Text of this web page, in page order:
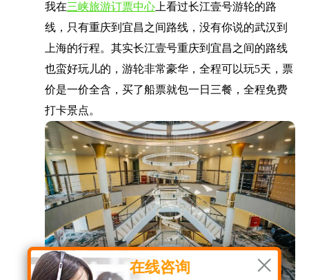
我在三峡旅游订票中心 上看过长江壹号游轮的路
线，只有重庆到宜昌之间路线，没有你说的武汉到
上海的行程。其实长江壹号重庆到宜昌之间的路线
也蛮好玩儿的，游轮非常豪华，全程可以玩5天，票
价是一价全含，买了船票就包一日三餐，全程免费
打卡景点。

在线咨询